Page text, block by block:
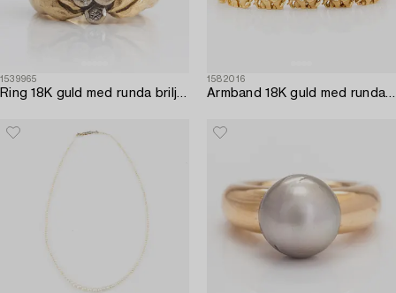
1539965
Ring 18K guld med runda briljantslipade diamanter.
1582016
Armband 18K guld med runda briljantslipade diamanter.